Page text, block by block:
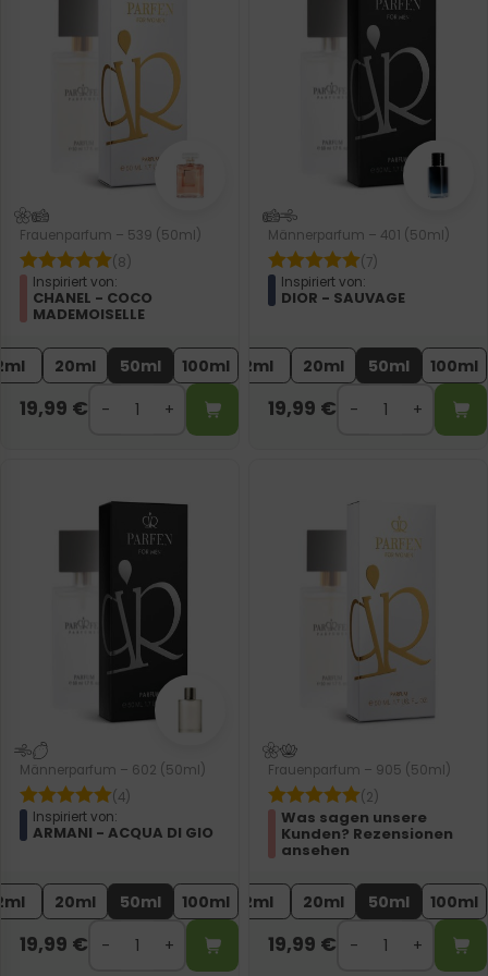
Frauenparfum – 539 (50ml)
(8)
Inspiriert von:
CHANEL - COCO
MADEMOISELLE
20ml 50ml 100ml
19,99 €
Männerparfum – 401 (50ml)
(7)
Inspiriert von:
DIOR - SAUVAGE
2ml 20ml 50ml 100ml
19,99 €
Männerparfum – 602 (50ml)
(4)
Inspiriert von:
ARMANI - ACQUA DI GIO
20ml 50ml 100ml
19,99 €
Frauenparfum – 905 (50ml)
(2)
Was sagen unsere
Kunden? Rezensionen
ansehen
2ml 20ml 50ml 100ml
19,99 €